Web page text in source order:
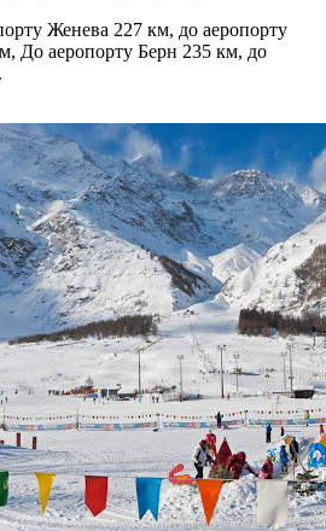
Женева 227 км, до аеропорту
До аеропорту Берн 235 км, до